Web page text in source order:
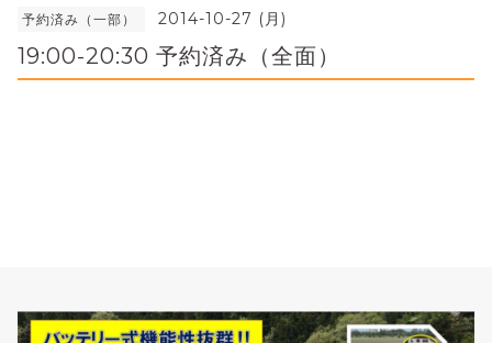
予約済み（一部） 2014-10-27 (月)
19:00-20:30 予約済み（全面）